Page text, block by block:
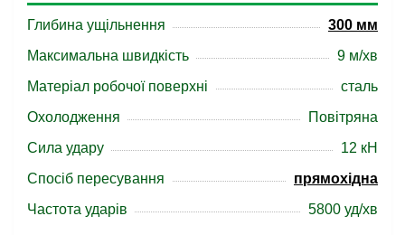
Глибина ущільнення
300 мм
Максимальна швидкість
9 м/хв
Матеріал робочої поверхні
сталь
Охолодження
Повітряна
Сила удару
12 кН
Спосіб пересування
прямохідна
Частота ударів
5800 уд/хв